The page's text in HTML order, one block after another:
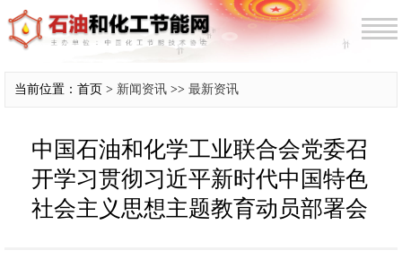
当前位置：首页 > 新闻资讯 >> 最新资讯
中国石油和化学工业联合会党委召
开学习贯彻习近平新时代中国特色
社会主义思想主题教育动员部署会